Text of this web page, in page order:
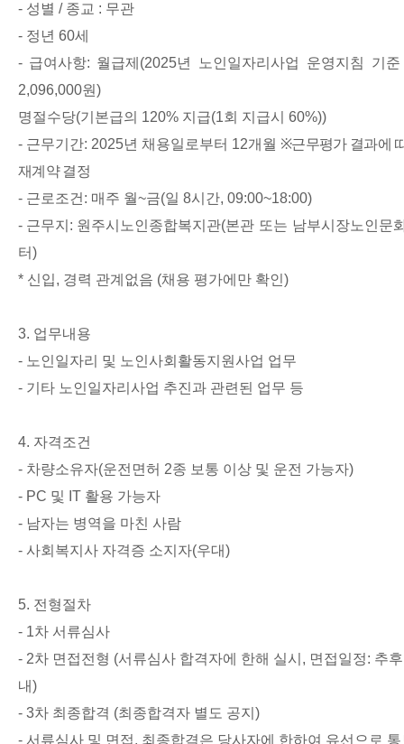
- 성별 / 종교 : 무관
- 정년 60세
- 급여사항: 월급제 (2025년 노인일자리사업 운영지침 기
2,096,000원)
명절수당(기본급의 120% 지급(1회 지급시 60%))
- 근무기간: 2025년 채용일로부터 12개월 ※근무평가 결과에
재계약 결정
- 근로조건 : 매주 월~금(일 8시간, 09:00~18:00)
- 근무지 : 원주시노인종합복지관(본관 또는 남부시장노인문
터)
* 신입, 경력 관계없음 (채용 평가에만 확인 )
3. 업무내용
- 노인일자리 및 노인사회활동지원사업 업무
- 기타 노인일자리사업 추진과 관련된 업무 등
4. 자격조건
- 차량소유자(운전면허 2종 보통 이상 및 운전 가능자)
- PC 및 IT 활용 가능자
- 남자는 병역을 마친 사람
- 사회복지사 자격증 소지자(우대)
5. 전형절차
- 1차 서류심사
- 2차 면접전형 (서류심사 합격자에 한해 실시 , 면접일정: 추
내)
- 3차 최종합격 (최종합격자 별도 공지 )
- 서류심사 및 면접, 최종합격은 당사자에 한하여 유선으로 통